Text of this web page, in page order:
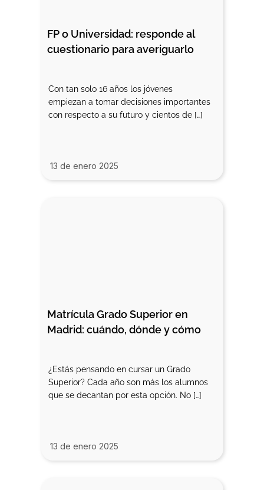
FP o Universidad: responde al
cuestionario para averiguarlo
Con tan solo 16 años los jóvenes
empiezan a tomar decisiones importantes
con respecto a su futuro y cientos de […]
13 de enero 2025
Matrícula Grado Superior en
Madrid: cuándo, dónde y cómo
¿Estás pensando en cursar un Grado
Superior? Cada año son más los alumnos
que se decantan por esta opción. No […]
13 de enero 2025